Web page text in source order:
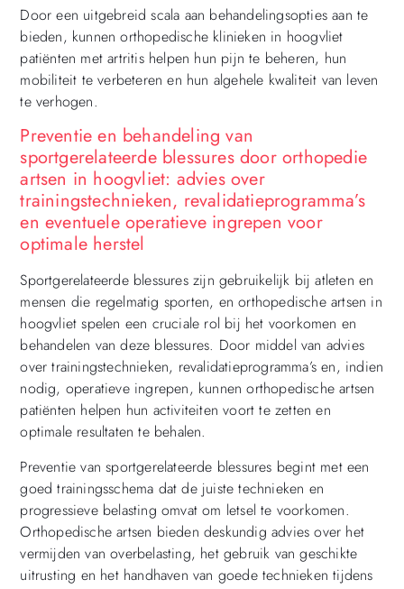
Door een uitgebreid scala aan behandelingsopties aan te
bieden, kunnen orthopedische klinieken in hoogvliet
patiënten met artritis helpen hun pijn te beheren, hun
mobiliteit te verbeteren en hun algehele kwaliteit van leven
te verhogen.
Preventie en behandeling van
sportgerelateerde blessures door orthopedie
artsen in hoogvliet: advies over
trainingstechnieken, revalidatieprogramma’s
en eventuele operatieve ingrepen voor
optimale herstel
Sportgerelateerde blessures zijn gebruikelijk bij atleten en
mensen die regelmatig sporten, en orthopedische artsen in
hoogvliet spelen een cruciale rol bij het voorkomen en
behandelen van deze blessures. Door middel van advies
over trainingstechnieken, revalidatieprogramma’s en, indien
nodig, operatieve ingrepen, kunnen orthopedische artsen
patiënten helpen hun activiteiten voort te zetten en
optimale resultaten te behalen.
Preventie van sportgerelateerde blessures begint met een
goed trainingsschema dat de juiste technieken en
progressieve belasting omvat om letsel te voorkomen.
Orthopedische artsen bieden deskundig advies over het
vermijden van overbelasting, het gebruik van geschikte
uitrusting en het handhaven van goede technieken tijdens